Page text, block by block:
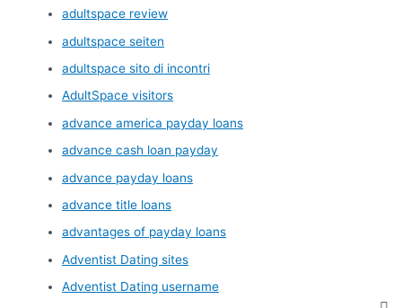
adultspace review
adultspace seiten
adultspace sito di incontri
AdultSpace visitors
advance america payday loans
advance cash loan payday
advance payday loans
advance title loans
advantages of payday loans
Adventist Dating sites
Adventist Dating username